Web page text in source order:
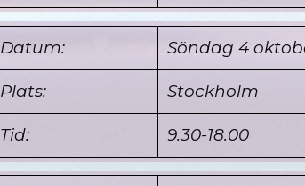
Datum: Söndag 4
Plats: Stockholm
Tid: 9.30-18.00